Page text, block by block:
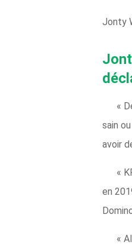
Jonty
«
sain
avoir
«
en
«